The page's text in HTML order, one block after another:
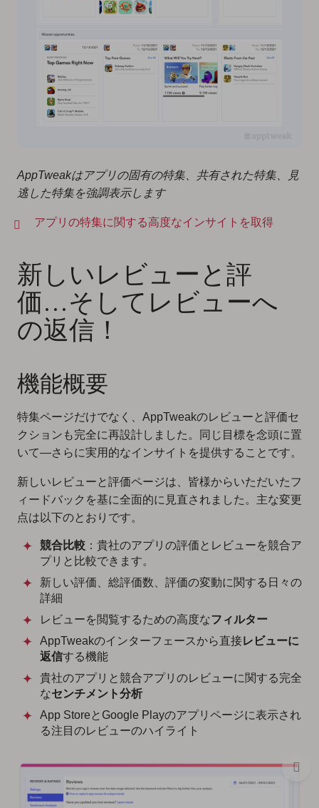
AppTweakはアプリの固有の特集、共有された特集、見
逃した特集を強調表示します
アプリの特集に関する高度なインサイトを取得
新しいレビューと評
価…そしてレビューへ
の返信！
機能概要
特集ページだけでなく、AppTweakのレビューと評価セ
クションも完全に再設計しました。同じ目標を念頭に置
いて—さらに実用的なインサイトを提供することです。
新しいレビューと評価ページは、皆様からいただいたフ
ィードバックを基に全面的に見直されました。主な変更
点は以下のとおりです。
競合比較 ：貴社のアプリの評価とレビューを競合ア
プリと比較できます。
新しい評価、総評価数、評価の変動に関する日々の
詳細
レビューを閲覧するための高度なフィルター
AppTweakのインターフェースから直接レビューに
返信する機能
貴社のアプリと競合アプリのレビューに関する完全
なセンチメント分析
App StoreとGoogle Playのアプリページに表示され
る注目のレビューのハイライト